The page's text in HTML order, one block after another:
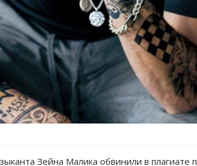
Зейна Малика обвинили в плагиате